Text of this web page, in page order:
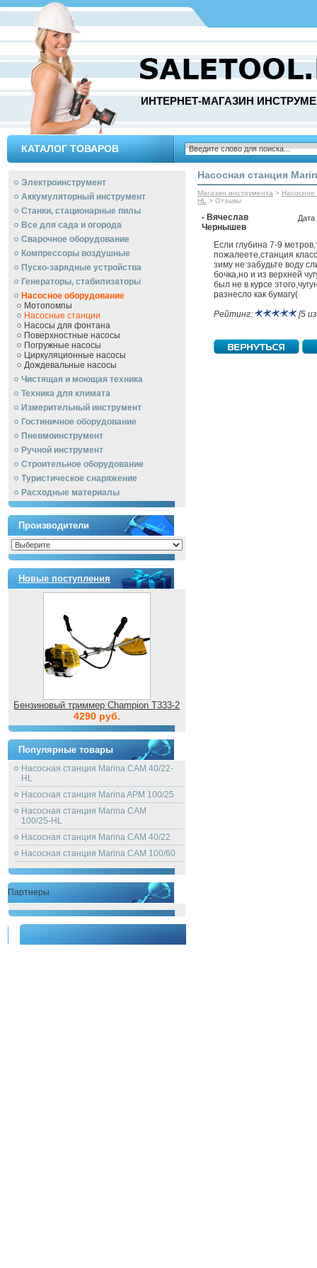
ИНТЕРНЕТ-МАГАЗИН
КАТАЛОГ ТОВАРОВ
Электроинструмент
Аккумуляторный инструмент
Станки, стационарные пилы
Все для сада и огорода
Сварочное оборудование
Компрессоры воздушные
Пуско-зарядные устройства
Генераторы, стабилизаторы
Насосное оборудование
Мотопомпы
Насосные станции
Насосы для фонтана
Поверхностные насосы
Погружные насосы
Циркуляционные насосы
Дождевальные насосы
Чистящая и моющая техника
Техника для климата
Измерительный инструмент
Гостиничное оборудование
Пневмоинструмент
Ручной инcтрумент
Строительное оборудование
Туристическое снаряжение
Расходные материалы
Производители
Новые поступления
Бензиновый триммер Champion T333-2
4290 руб.
Популярные товары
Насосная станция Marina CAM 40/22-
HL
Насосная станция Marina APM 100/25
Насосная станция Marina CAM
100/25-HL
Насосная станция Marina CAM 40/22
Насосная станция Marina CAM 100/60
Партнеры
Насосная станция
Магазин инструмента > Насосное
HL
> Отзывы
- Вячеслав
Чернышев
Дата
Если глубина 7-9
пожалеете,станция
зиму не забудьте воду
бочка,но и из верхней
был не в курсе
разнесло как бумагу(
Рейтинг:
[5